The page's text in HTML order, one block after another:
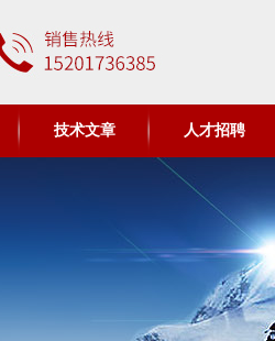
技术文章 人才招聘